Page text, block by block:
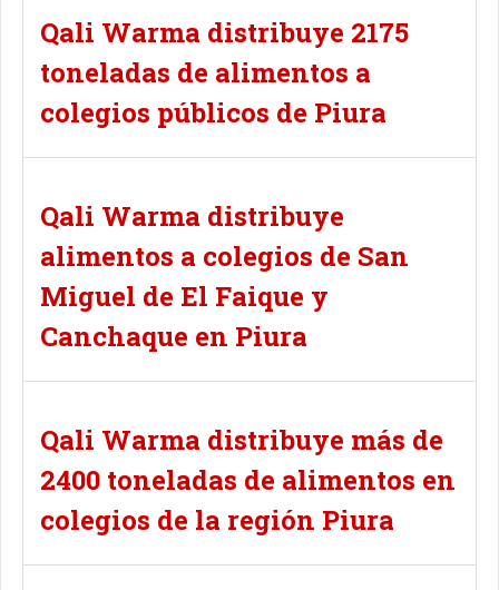
Qali Warma distribuye 2175
toneladas de alimentos a
colegios públicos de Piura
Qali Warma distribuye
alimentos a colegios de San
Miguel de El Faique y
Canchaque en Piura
Qali Warma distribuye más de
2400 toneladas de alimentos en
colegios de la región Piura